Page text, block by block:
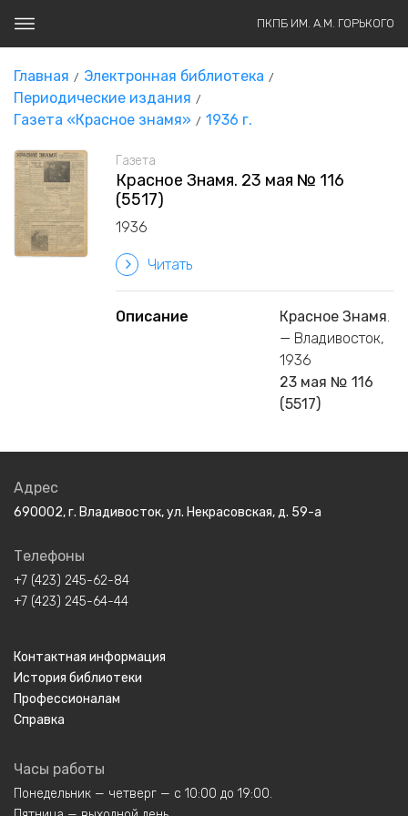
ПКПБ ИМ. А.М. ГОРЬКОГО
Главная
Электронная библиотека
Периодические издания
Газета «Красное знамя»
1936 г.
Газета
Красное Знамя. 23 мая № 116
(5517)
1936
Читать
Описание Красное Знамя.
— Владивосток,
1936
23 мая № 116
(5517)
Адрес
690002, г. Владивосток, ул. Некрасовская, д. 59-а
Телефоны
+7 (423) 245-62-84
+7 (423) 245-64-44
Контактная информация
История библиотеки
Профессионалам
Справка
Часы работы
Понедельник — четверг — с 10:00 до 19:00.